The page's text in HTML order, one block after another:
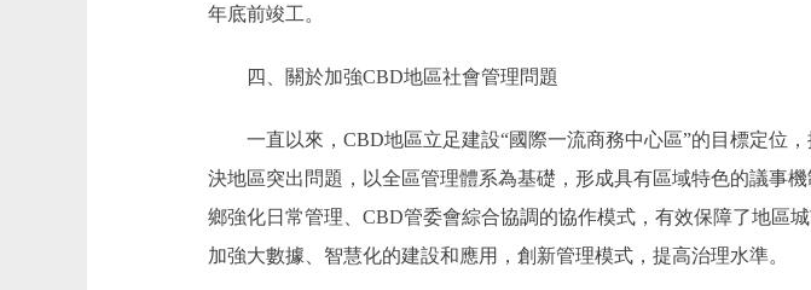
年底前竣工。
四、關於加強CBD地區社會管理問題
一直以來，CBD地區立足建設“國際一流商務中心區”的目標定位，
決地區突出問題，以全區管理體系為基礎，形成具有區域特色的議事
鄉強化日常管理、CBD管委會綜合協調的協作模式，有效保障了地區
加強大數據、智慧化的建設和應用，創新管理模式，提高治理水準。